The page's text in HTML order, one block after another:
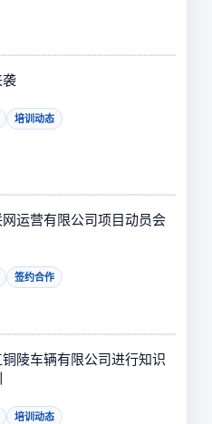
袭
培训动态
运营有限公司项目动员会
签约合作
陵车辆有限公司进行知识
培训动态